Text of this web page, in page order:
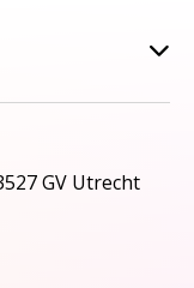
GV Utrecht